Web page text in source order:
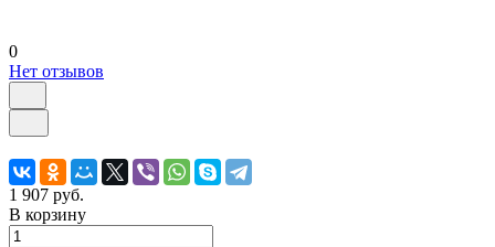
0
Нет отзывов
1 907 руб.
В корзину